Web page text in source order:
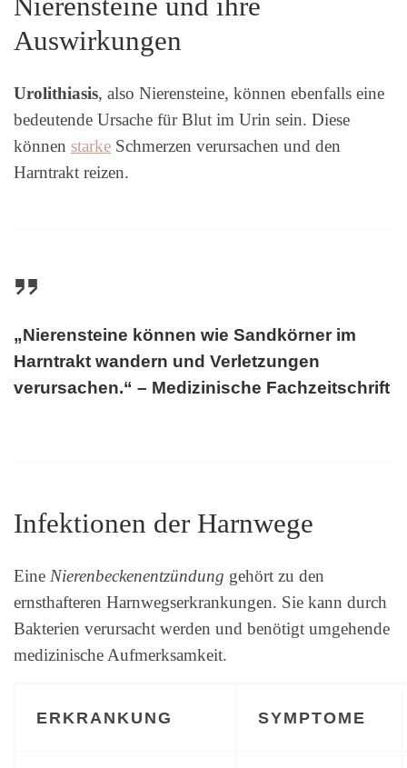
Auswirkungen
Urolithiasis, also Nierensteine, können ebenfalls eine
bedeutende Ursache für Blut im Urin sein. Diese
können starke Schmerzen verursachen und den
Harntrakt reizen.
„Nierensteine können wie Sandkörner im
Harntrakt wandern und Verletzungen
verursachen.“ – Medizinische Fachzeitschrift
Infektionen der Harnwege
Eine Nierenbeckenentzündung gehört zu den
ernsthafteren Harnwegserkrankungen. Sie kann durch
Bakterien verursacht werden und benötigt umgehende
medizinische Aufmerksamkeit.
ERKRANKUNG SYMPTOME